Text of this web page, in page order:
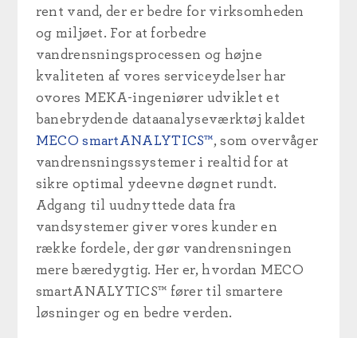
rent vand, der er bedre for virksomheden
og miljøet. For at forbedre
vandrensningsprocessen og højne
kvaliteten af vores serviceydelser har
ovores MEKA-ingeniører udviklet et
banebrydende dataanalyseværktøj kaldet
MECO smartANALYTICS™, som overvåger
vandrensningssystemer i realtid for at
sikre optimal ydeevne døgnet rundt.
Adgang til uudnyttede data fra
vandsystemer giver vores kunder en
række fordele, der gør vandrensningen
mere bæredygtig. Her er, hvordan MECO
smartANALYTICS™ fører til smartere
løsninger og en bedre verden.